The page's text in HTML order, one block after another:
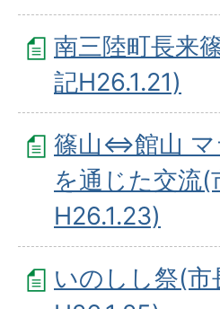
南三陸町長来
記H26.1.21)
篠山⇔館山 マ
を通じた交流(
H26.1.23)
いのしし祭(市